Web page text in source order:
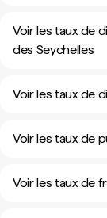
Voir les taux de
des Seychelles
Voir les taux de
Voir les taux de
Voir les taux de